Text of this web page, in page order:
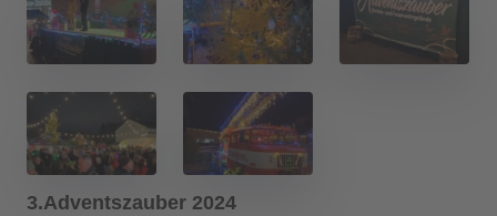
3.Adventszauber 2024